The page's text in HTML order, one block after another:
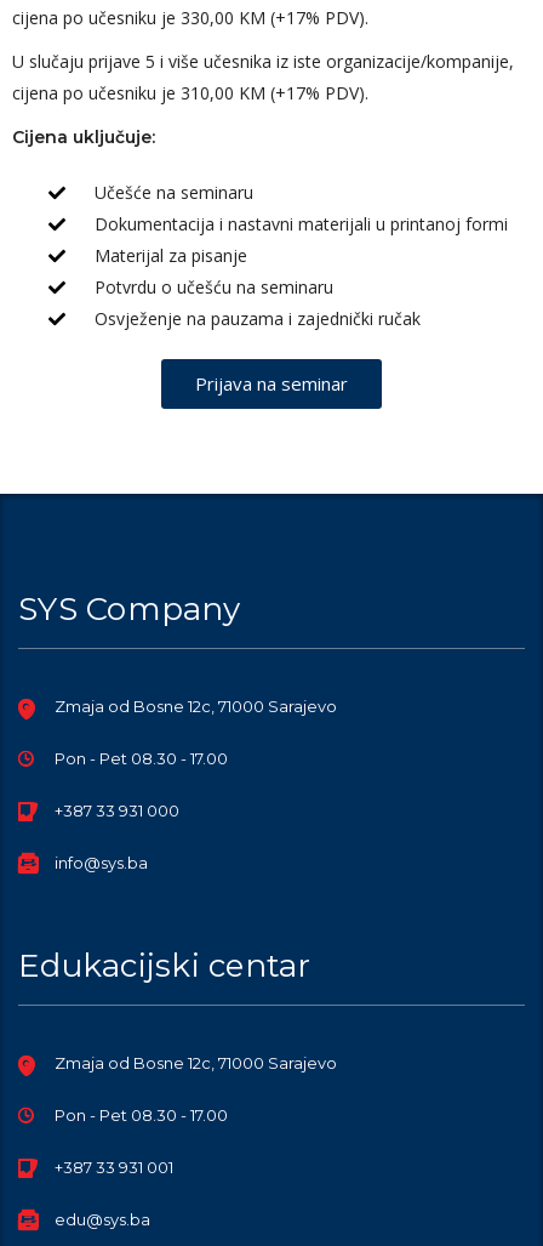
cijena po učesniku je 330,00 KM (+17% PDV).
U slučaju prijave 5 i više učesnika iz iste organizacije/kompanije,
cijena po učesniku je 310,00 KM (+17% PDV).
Cijena uključuje:
Učešće na seminaru
Dokumentacija i nastavni materijali u printanoj formi
Materijal za pisanje
Potvrdu o učešću na seminaru
Osvježenje na pauzama i zajednički ručak
Prijava na seminar
SYS Company
Zmaja od Bosne 12c, 71000 Sarajevo
Pon - Pet 08.30 - 17.00
+387 33 931 000
info@sys.ba
Edukacijski centar
Zmaja od Bosne 12c, 71000 Sarajevo
Pon - Pet 08.30 - 17.00
+387 33 931 001
edu@sys.ba